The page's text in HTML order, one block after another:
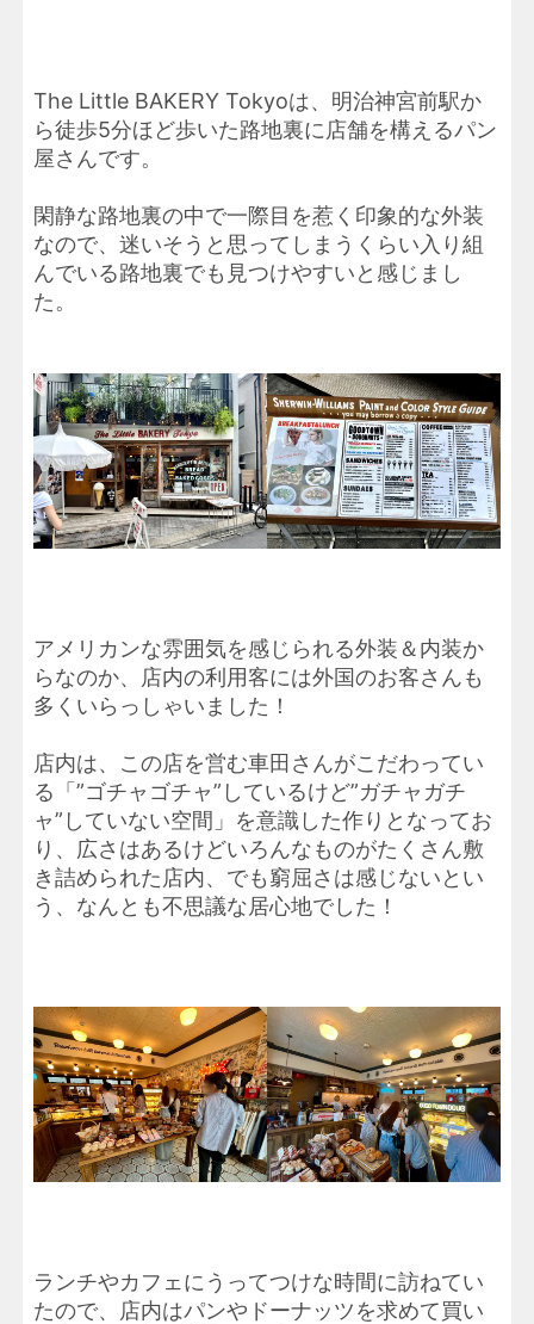
The Little BAKERY Tokyoは、明治神宮前駅か
ら徒歩5分ほど歩いた路地裏に店舗を構えるパン
屋さんです。
閑静な路地裏の中で一際目を惹く印象的な外装
なので、迷いそうと思ってしまうくらい入り組
んでいる路地裏でも見つけやすいと感じまし
た。
アメリカンな雰囲気を感じられる外装＆内装か
らなのか、店内の利用客には外国のお客さんも
多くいらっしゃいました！
店内は、この店を営む車田さんがこだわってい
る「”ゴチャゴチャ”しているけど”ガチャガチ
ャ”していない空間」を意識した作りとなってお
り、広さはあるけどいろんなものがたくさん敷
き詰められた店内、でも窮屈さは感じないとい
う、なんとも不思議な居心地でした！
ランチやカフェにうってつけな時間に訪ねてい
たので、店内はパンやドーナッツを求めて買い